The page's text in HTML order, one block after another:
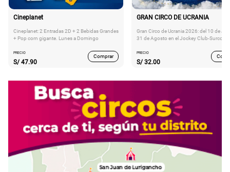
Cineplanet
Cineplanet: 2 Entradas 2D + 2 Bebidas Grandes
+ Pop corn gigante. Lunes a Domingo
PRECIO
S/ 47.90
Comprar
GRAN CIRCO DE UCRANIA
Gran Circo de Ucrania 2026: del 10 de
31 de Agosto en el Jockey Club-Surco
PRECIO
S/ 32.00